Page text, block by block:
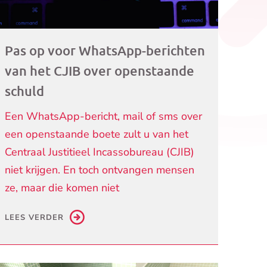
Pas op voor WhatsApp-berichten
van het CJIB over openstaande
schuld
Een WhatsApp-bericht, mail of sms over
een openstaande boete zult u van het
Centraal Justitieel Incassobureau (CJIB)
niet krijgen. En toch ontvangen mensen
ze, maar die komen niet
LEES VERDER